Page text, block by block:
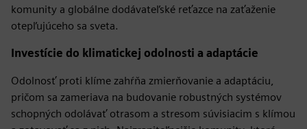
komunity a globálne dodávateľské reťazce na zaťaženie
otepľujúceho sa sveta.
Investície do klimatickej odolnosti a adaptácie
Odolnosť proti klíme zahŕňa zmierňovanie a adaptáciu,
pričom sa zameriava na budovanie robustných systémov
schopných odolávať otrasom a stresom súvisiacim s klímou